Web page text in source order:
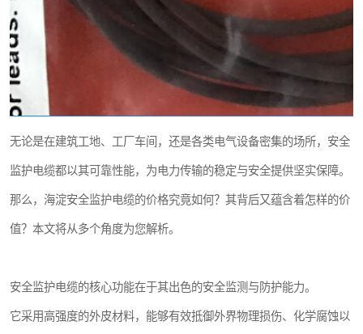
无论是在建筑工地、工厂车间，还是各类电气设备密集的场所，安全
监护电缆都以其可靠性能，为电力传输的稳定与安全提供坚实保障。
那么，海淀安全监护电缆的价格究竟如何？其背后又蕴含着怎样的价
值？本文将从多个角度为您解析。
安全监护电缆的核心功能在于其出色的安全监测与防护能力。
它采用高强度的外皮材料，能够有效抵御外界物理损伤、化学腐蚀以